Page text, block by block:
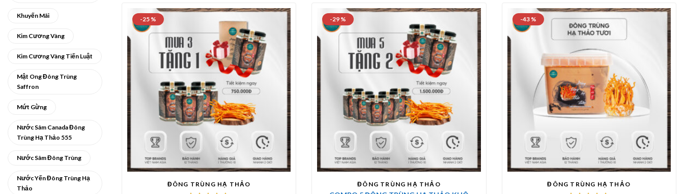
Khuyến Mãi
Kim Cương Vàng
Kim Cương Vàng Tiến Luật
Mật Ong Đông Trùng
Saffron
Mứt Gừng
Nước Sâm Canada Đông
Trùng Hạ Thảo 555
Nước Sâm Đông Trùng
Nước Yến Đông Trùng Hạ
Thảo
-25 %
ĐÔNG TRÙNG HẠ THẢO
-29 %
ĐÔNG TRÙNG HẠ THẢO
-43 %
ĐÔNG TRÙNG HẠ THẢO